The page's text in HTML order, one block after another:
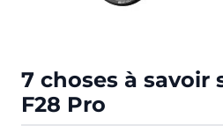
7 choses à savoir
F28 Pro